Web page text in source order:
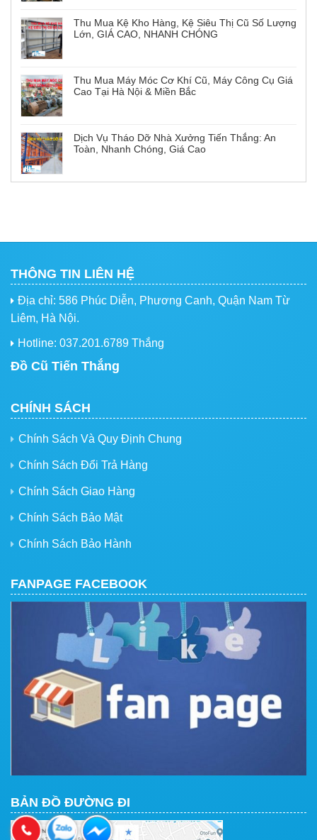
Thu Mua Kệ Kho Hàng, Kệ Siêu Thị Cũ Số Lượng
Lớn, GIÁ CAO, NHANH CHÓNG
Thu Mua Máy Móc Cơ Khí Cũ, Máy Công Cụ Giá
Cao Tại Hà Nội & Miền Bắc
Dịch Vụ Tháo Dỡ Nhà Xưởng Tiến Thắng: An
Toàn, Nhanh Chóng, Giá Cao
THÔNG TIN LIÊN HỆ
Địa chỉ: 586 Phúc Diễn, Phương Canh, Quận Nam Từ
Liêm, Hà Nội.
Hotline: 037.201.6789 Thắng
Đồ Cũ Tiến Thắng
CHÍNH SÁCH
Chính Sách Và Quy Định Chung
Chính Sách Đổi Trả Hàng
Chính Sách Giao Hàng
Chính Sách Bảo Mật
Chính Sách Bảo Hành
FANPAGE FACEBOOK
BẢN ĐỒ ĐƯỜNG ĐI